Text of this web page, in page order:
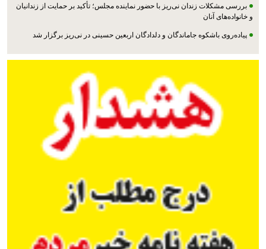
بررسی مشکلات زندان نی‌ریز با حضور نماینده مجلس؛ تأکید بر حمایت از زندانیان
و خانواده‌های آنان
پیاده‌روی باشکوه جاماندگان و دلدادگان اربعین حسینی در نی‌ریز برگزار شد